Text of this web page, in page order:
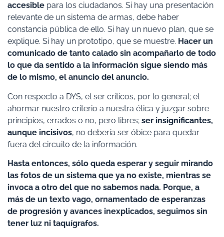
accesible para los ciudadanos. Si hay una presentación
relevante de un sistema de armas, debe haber
constancia pública de ello. Si hay un nuevo plan, que se
explique. Si hay un prototipo, que se muestre. Hacer un
comunicado de tanto calado sin acompañarlo de todo
lo que da sentido a la información sigue siendo más
de lo mismo, el anuncio del anuncio.
Con respecto a DYS, el ser críticos, por lo general; el
ahormar nuestro criterio a nuestra ética y juzgar sobre
principios, errados o no, pero libres; ser insignificantes,
aunque incisivos, no debería ser óbice para quedar
fuera del circuito de la información.
Hasta entonces, sólo queda esperar y seguir mirando
las fotos de un sistema que ya no existe, mientras se
invoca a otro del que no sabemos nada. Porque, a
más de un texto vago, ornamentado de esperanzas
de progresión y avances inexplicados, seguimos sin
tener luz ni taquígrafos.